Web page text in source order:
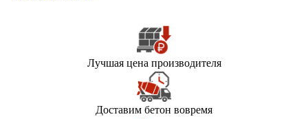
Лучшая цена производителя
Доставим бетон вовремя